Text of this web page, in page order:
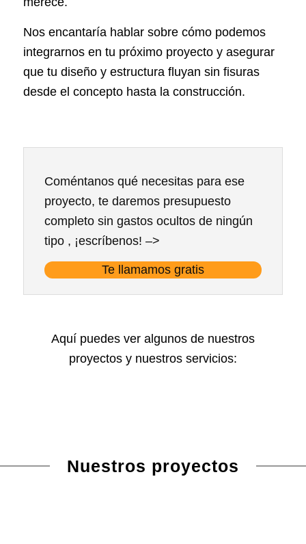
Nos encantaría hablar sobre cómo podemos
integrarnos en tu próximo proyecto y asegurar
que tu diseño y estructura fluyan sin fisuras
desde el concepto hasta la construcción.
Coméntanos qué necesitas para ese
proyecto, te daremos presupuesto
completo sin gastos ocultos de ningún
tipo , ¡escríbenos! –>
Te llamamos gratis
Aquí puedes ver algunos de nuestros
proyectos y nuestros servicios:
Nuestros proyectos